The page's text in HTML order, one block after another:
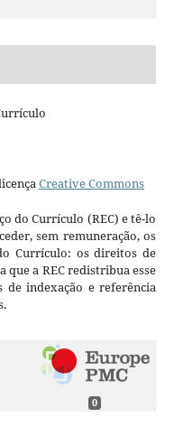
Creative Commons
do Currículo (REC) e tê-lo
sem remuneração, os
Currículo: os direitos de
que a REC redistribua esse
de indexação e referência
0